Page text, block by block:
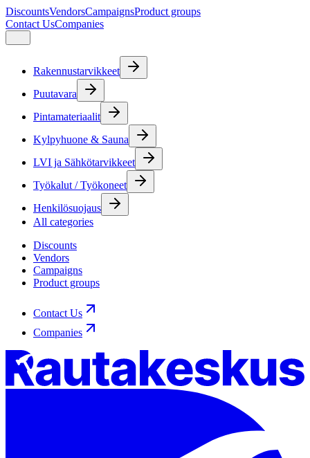
DiscountsVendorsCampaignsProduct groups
Contact UsCompanies
Rakennustarvikkeet
Puutavara
Pintamateriaalit
Kylpyhuone & Sauna
LVI ja Sähkötarvikkeet
Työkalut / Työkoneet
Henkilösuojaus
All categories
Discounts
Vendors
Campaigns
Product groups
Contact Us
Companies